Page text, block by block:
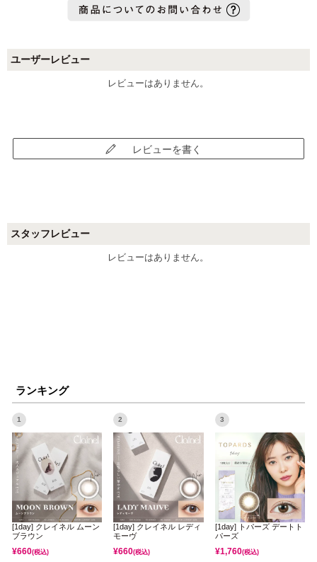
ユーザーレビュー
レビューはありません。
レビューを書く
スタッフレビュー
レビューはありません。
ランキング
1
[1day] クレイネル ムーン
ブラウン
¥660(税込)
2
[1day] クレイネル レディ
モーヴ
¥660(税込)
3
[1day] トパーズ デートト
パーズ
¥1,760(税込)